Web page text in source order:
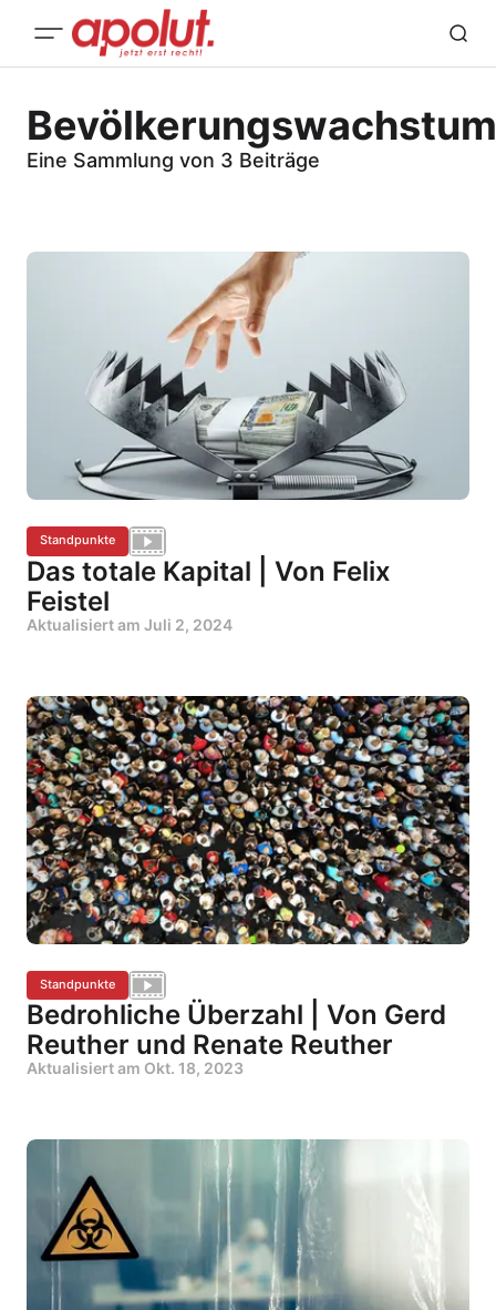
Bevölkerungswachstum
Eine Sammlung von 3 Beiträge
Standpunkte
Das totale Kapital | Von Felix
Feistel
Aktualisiert am Juli 2, 2024
Standpunkte
Bedrohliche Überzahl | Von Gerd
Reuther und Renate Reuther
Aktualisiert am Okt. 18, 2023